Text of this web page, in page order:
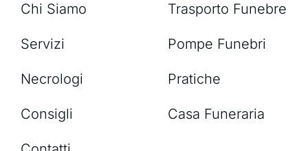
Chi Siamo
Servizi
Necrologi
Consigli
Trasporto Funebre
Pompe Funebri
Pratiche
Casa Funeraria